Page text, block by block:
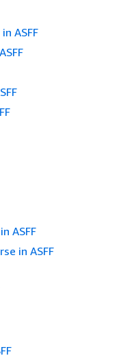
ASFF
ASFF
in ASFF